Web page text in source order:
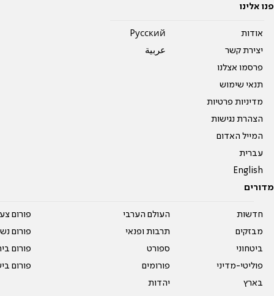
פנו אלינו
אודות
יצירת קשר
פרסמו אצלנו
תנאי שימוש
מדיניות פרטיות
הצהרת נגישות
המייל האדום
עברית
English
Pусский
عربية
מדורים
חדשות
מבזקים
ביטחוני
פוליטי-מדיני
בארץ
העולם הערבי
תרבות ופנאי
ספורט
פורומים
יהדות
פורום
פורום
פורום
פורום